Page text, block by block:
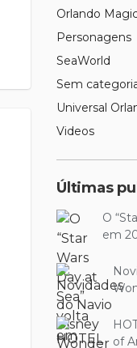
Orlando
Personagens
SeaWorld
Sem
Universal
Videos
Últimas
O
em
of